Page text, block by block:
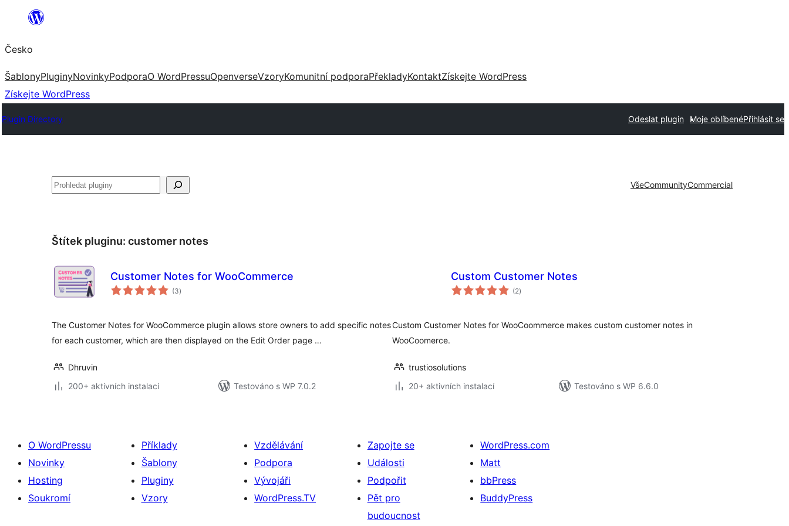
Přeskočit
obsah
Česko
ŠablonyPluginyNovinkyPodporaO WordPressuOpenverseVzoryKomunitní podporaPřekladyKontaktZískejte WordPress
Získejte WordPress
Plugin Directory Odeslat plugin Moje oblíbenéPřihlásit se
Hledat VšeCommunityCommercial
Štítek pluginu: customer notes
Customer Notes for WooCommerce
(3celkové
hodnocení
)
The Customer Notes for WooCommerce plugin allows store owners to add specific notes
for each customer, which are then displayed on the Edit Order page …
Dhruvin
200+ aktivních instalací
Testováno s WP 7.0.2
Custom Customer Notes
(2celkové
hodnocení
)
Custom Customer Notes for WooCoommerce makes custom customer notes in
WooCoomerce.
trustiosolutions
20+ aktivních instalací
Testováno s WP 6.6.0
O WordPressu
Novinky
Hosting
Soukromí
Příklady
Šablony
Pluginy
Vzory
Vzdělávání
Podpora
Vývojáři
WordPress.TV
Zapojte se
Události
Podpořit
Pět pro
budoucnost
WordPress.com
Matt
bbPress
BuddyPress